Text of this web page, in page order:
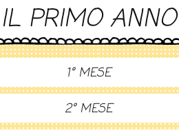
IL PRIMO ANNO
1° MESE
2° MESE